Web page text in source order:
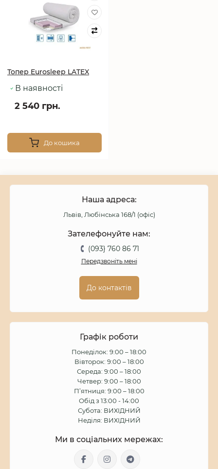
Топер Eurosleep LATEX
В наявності
2 540 грн.
До кошика
Наша адреса:
Львів, Любінська 168/1 (офіс)
Зателефонуйте нам:
(093} 760 86 71
Передзвоніть мені
До контактів
Графік роботи
Понеділок: 9:00 – 18:00
Вівторок: 9:00 – 18:00
Середа: 9:00 – 18:00
Четвер: 9:00 – 18:00
П’ятниця: 9:00 – 18:00
Обід з 13:00 - 14:00
Субота: ВИХІДНИЙ
Неділя: ВИХІДНИЙ
Ми в соціальних мережах: